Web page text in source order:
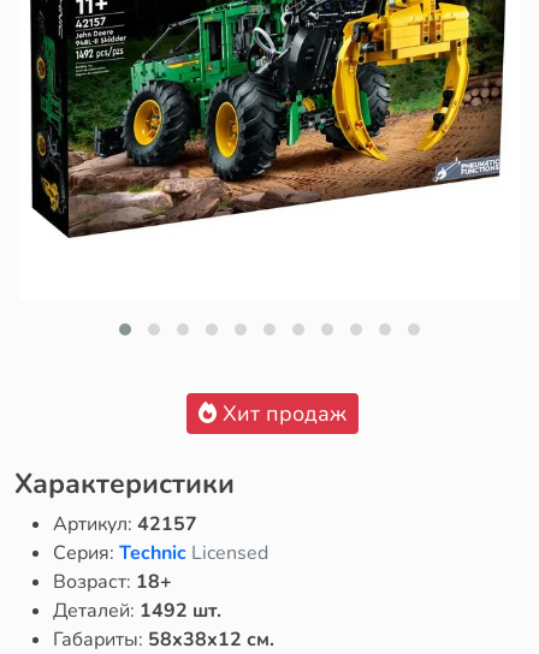
Хит продаж
Характеристики
Артикул: 42157
Серия: Technic Licensed
Возраст: 18+
Деталей: 1492 шт.
Габариты: 58x38x12 см.